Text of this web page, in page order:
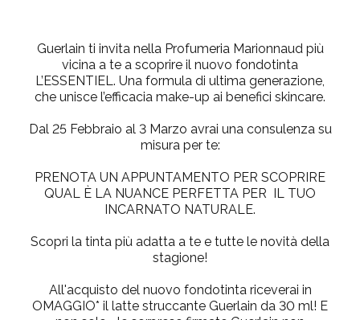
Guerlain ti invita nella Profumeria Marionnaud più
vicina a te a scoprire il nuovo fondotinta
L’ESSENTIEL. Una formula di ultima generazione,
che unisce l’efficacia make-up ai benefici skincare.
Dal 25 Febbraio al 3 Marzo avrai una consulenza su
misura per te:
PRENOTA UN APPUNTAMENTO PER SCOPRIRE
QUAL È LA NUANCE PERFETTA PER IL TUO
INCARNATO NATURALE.
Scopri la tinta più adatta a te e tutte le novità della
stagione!
All'acquisto del nuovo fondotinta riceverai in
OMAGGIO* il latte struccante Guerlain da 30 ml! E